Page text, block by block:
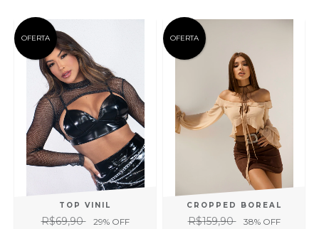
OFERTA
TOP VINIL
R$69,90 29% OFF
OFERTA
CROPPED BOREAL
R$159,90 38% OFF